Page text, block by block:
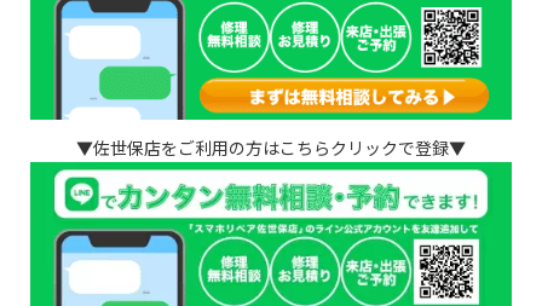
▼佐世保店をご利用の方はこちらクリックで登録▼